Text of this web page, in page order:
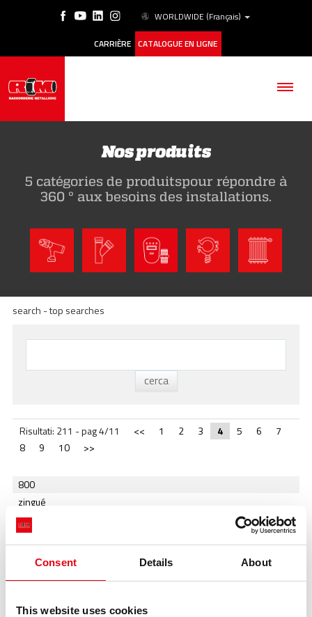
Consent Details About
This website uses cookies
WORLDWIDE (Français)
CARRIÈRE CATALOGUE EN LIGNE
SOCIÉTÉ
ACADEMY
BIM
INFOS ET ÉVÉNEMENTS
TÉLÉCHARGEMENTS
Nos produits
5 catégories de produitspour répondre à
360 ° aux besoins des installations.
search - top searches
Risultati: 211 - pag 4/11 << 1 2 3 4 5 6
7
8
9 10 >>
800
zingué
iso
-1; waitfor delay '0:0:15' --
laiton